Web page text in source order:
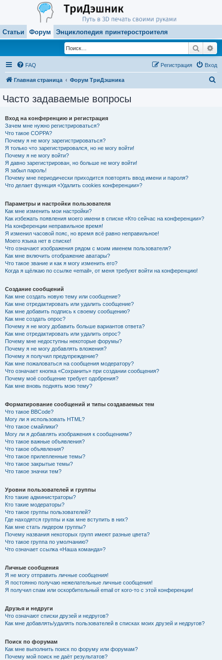
Статьи Форум Энциклопедия принтеростроителя
Поиск
FAQ Вход
Регистрация
Главная страница Форум ТриДэшника
Часто задаваемые вопросы
Вход на конференцию и регистрация
Зачем мне нужно регистрироваться?
Что такое COPPA?
Почему я не могу зарегистрироваться?
Я только что зарегистрировался, но не могу войти!
Почему я не могу войти?
Я давно зарегистрирован, но больше не могу войти!
Я забыл пароль!
Почему мне периодически приходится повторять ввод имени и пароля?
Что делает функция «Удалить cookies конференции»?
Параметры и настройки пользователя
Как мне изменить мои настройки?
Как избежать появления моего имени в списке «Кто сейчас на конференции»?
На конференции неправильное время!
Я изменил часовой пояс, но время всё равно неправильное!
Моего языка нет в списке!
Что означают изображения рядом с моим именем пользователя?
Как мне включить отображение аватары?
Что такое звание и как я могу изменить его?
Когда я щёлкаю по ссылке «email», от меня требуют войти на конференцию!
Создание сообщений
Как мне создать новую тему или сообщение?
Как мне отредактировать или удалить сообщение?
Как мне добавить подпись к своему сообщению?
Как мне создать опрос?
Почему я не могу добавить больше вариантов ответа?
Как мне отредактировать или удалить опрос?
Почему мне недоступны некоторые форумы?
Почему я не могу добавлять вложения?
Почему я получил предупреждение?
Как мне пожаловаться на сообщения модератору?
Что означает кнопка «Сохранить» при создании сообщения?
Почему моё сообщение требует одобрения?
Как мне вновь поднять мою тему?
Форматирование сообщений и типы создаваемых тем
Что такое BBCode?
Могу ли я использовать HTML?
Что такое смайлики?
Могу ли я добавлять изображения к сообщениям?
Что такое важные объявления?
Что такое объявления?
Что такое прилепленные темы?
Что такое закрытые темы?
Что такое значки тем?
Уровни пользователей и группы
Кто такие администраторы?
Кто такие модераторы?
Что такое группы пользователей?
Где находятся группы и как мне вступить в них?
Как мне стать лидером группы?
Почему названия некоторых групп имеют разные цвета?
Что такое группа по умолчанию?
Что означает ссылка «Наша команда»?
Личные сообщения
Я не могу отправить личные сообщения!
Я постоянно получаю нежелательные личные сообщения!
Я получил спам или оскорбительный email от кого-то с этой конференции!
Друзья и недруги
Что означают списки друзей и недругов?
Как мне добавлять/удалять пользователей в списках моих друзей и недругов?
Поиск по форумам
Как мне выполнить поиск по форуму или форумам?
Почему мой поиск не даёт результатов?